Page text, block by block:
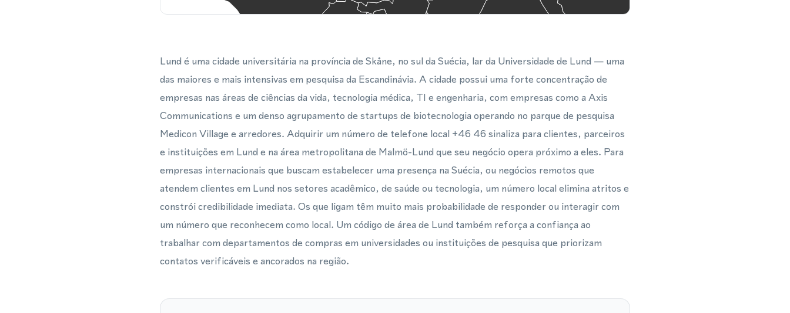
Lund é uma cidade universitária na província de Skåne, no sul da Suécia, lar da Universidade de Lund — uma
das maiores e mais intensivas em pesquisa da Escandinávia. A cidade possui uma forte concentração de
empresas nas áreas de ciências da vida, tecnologia médica, TI e engenharia, com empresas como a Axis
Communications e um denso agrupamento de startups de biotecnologia operando no parque de pesquisa
Medicon Village e arredores. Adquirir um número de telefone local +46 46 sinaliza para clientes, parceiros
e instituições em Lund e na área metropolitana de Malmö-Lund que seu negócio opera próximo a eles. Para
empresas internacionais que buscam estabelecer uma presença na Suécia, ou negócios remotos que
atendem clientes em Lund nos setores acadêmico, de saúde ou tecnologia, um número local elimina atritos e
constrói credibilidade imediata. Os que ligam têm muito mais probabilidade de responder ou interagir com
um número que reconhecem como local. Um código de área de Lund também reforça a confiança ao
trabalhar com departamentos de compras em universidades ou instituições de pesquisa que priorizam
contatos verificáveis e ancorados na região.